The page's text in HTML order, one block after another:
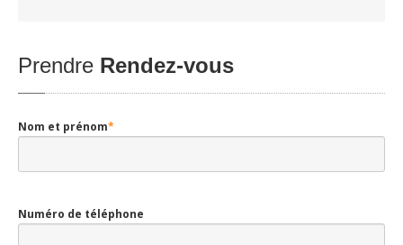
Prendre Rendez-vous
Nom et prénom*
Numéro de téléphone